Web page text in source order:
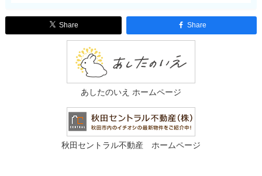
Share Share
あしたのいえ ホームページ
秋田セントラル不動産 ホームページ